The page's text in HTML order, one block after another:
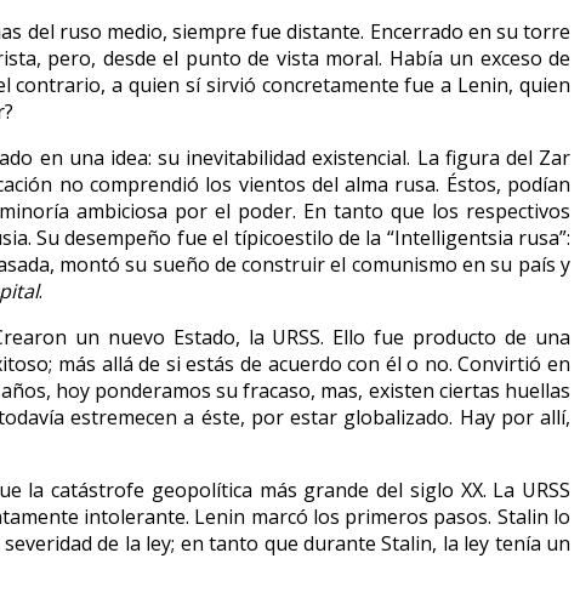
del ruso medio, siempre fue distante. Encerrado en su torre
pero, desde el punto de vista moral. Había un exceso de
contrario, a quien sí sirvió concretamente fue a Lenin, quien
en una idea: su inevitabilidad existencial. La figura del Zar
no comprendió los vientos del alma rusa. Éstos, podían
ambiciosa por el poder. En tanto que los respectivos
Su desempeño fue el típicoestilo de la “Intelligentsia rusa”:
montó su sueño de construir el comunismo en su país y
.
un nuevo Estado, la URSS. Ello fue producto de una
más allá de si estás de acuerdo con él o no. Convirtió en
hoy ponderamos su fracaso, mas, existen ciertas huellas
estremecen a éste, por estar globalizado. Hay por allí,
la catástrofe geopolítica más grande del siglo XX. La URSS
intolerante. Lenin marcó los primeros pasos. Stalin lo
de la ley; en tanto que durante Stalin, la ley tenía un